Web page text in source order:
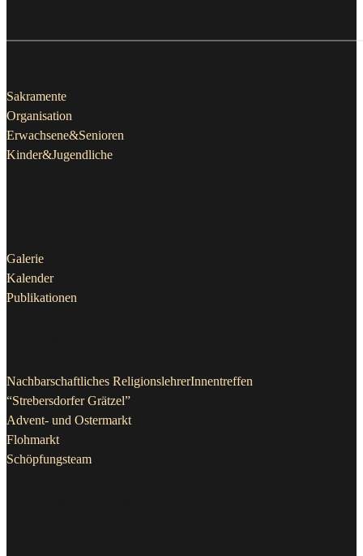
Sakramente
Organisation
Erwachsene&Senioren
Kinder&Jugendliche
Galerie
Kalender
Publikationen
Nachbarschaftliches ReligionslehrerInnentreffen
“Strebersdorfer Grätzel”
Advent- und Ostermarkt
Flohmarkt
Schöpfungsteam